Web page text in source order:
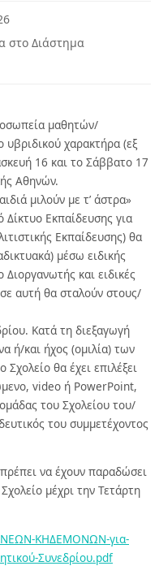
στο Διάστημα
μαθητών/
χαρακτήρα (εξ
16 και το Σάββατο 17
Αθηνών.
μιλούν με τ’ άστρα»
Δίκτυο Εκπαίδευσης για
Εκπαίδευσης) θα
μέσω ειδικής
και ειδικές
αυτή θα σταλούν στους/
Κατά τη διεξαγωγή
ή/και ήχος (ομιλία) των
θα έχει επιλέξει
video ή PowerPoint,
του Σχολείου του/
του συμμετέχοντος
να έχουν παραδώσει
μέχρι την Τετάρτη
ΚΗΔΕΜΟΝΩΝ-για-
Συνεδρίου.pdf